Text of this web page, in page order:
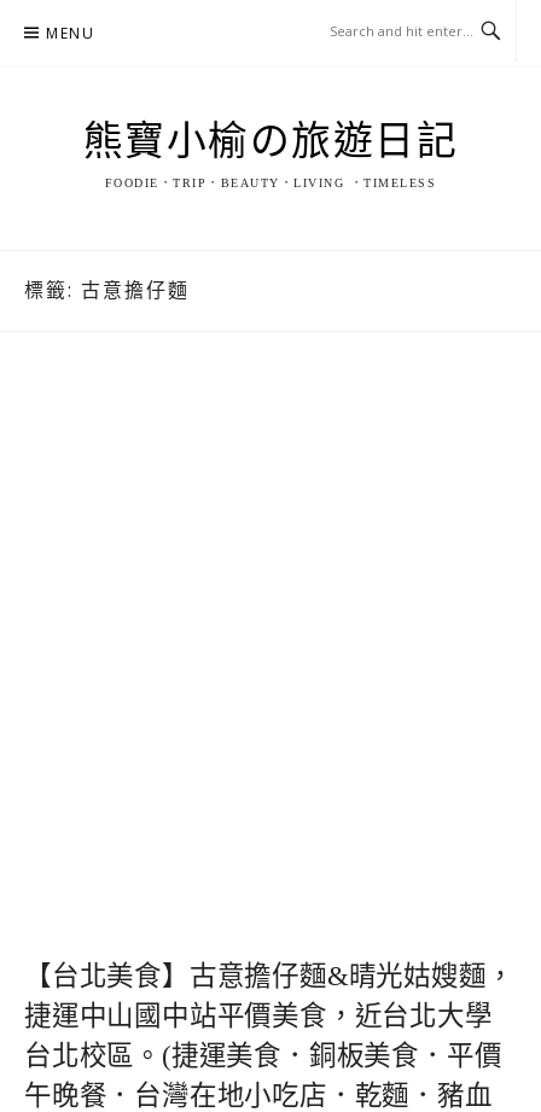
MENU
熊寶小榆の旅遊日記
FOODIE．TRIP．BEAUTY．LIVING ．TIMELESS
標籤: 古意擔仔麵
【台北美食】古意擔仔麵&晴光姑嫂麵，
捷運中山國中站平價美食，近台北大學
台北校區。(捷運美食．銅板美食．平價
午晚餐．台灣在地小吃店．乾麵．豬血